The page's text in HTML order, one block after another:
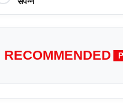
RECOMMENDED